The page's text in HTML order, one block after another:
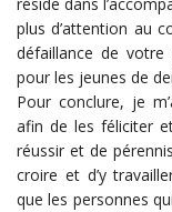
réside dans
plus d’attention au
défaillance de
pour les jeunes de
Pour conclure, je
afin de les féliciter
réussir et de
croire et d’y
que les personnes